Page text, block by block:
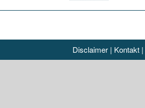
Disclaimer | Kontakt |